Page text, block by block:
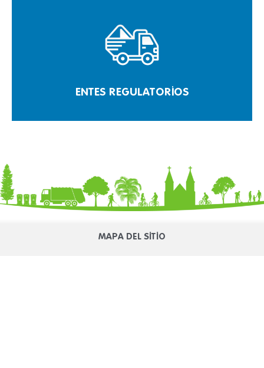
ENTES REGULATORIOS
MAPA DEL SITIO